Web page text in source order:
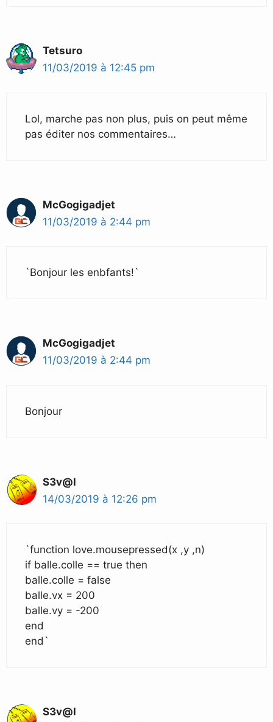
Tetsuro
11/03/2019 à 12:45 pm
Lol, marche pas non plus, puis on peut même
pas éditer nos commentaires…
McGogigadjet
11/03/2019 à 2:44 pm
`Bonjour les enbfants!`
McGogigadjet
11/03/2019 à 2:44 pm
Bonjour
S3v@l
14/03/2019 à 12:26 pm
`function love.mousepressed(x ,y ,n)
if balle.colle == true then
balle.colle = false
balle.vx = 200
balle.vy = -200
end
end`
S3v@l